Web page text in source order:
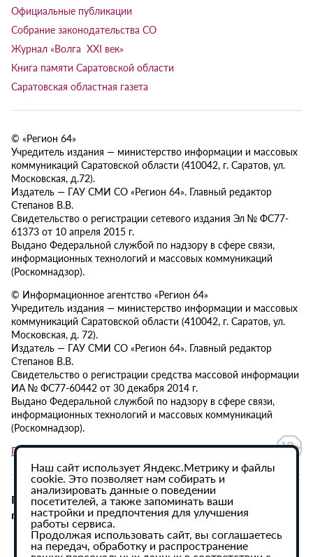
Официальные публикации
Собрание законодательства СО
Журнал «Волга XXI век»
Книга памяти Саратовской области
Саратовская областная газета
© «Регион 64»
Учредитель издания — министерство информации и массовых
коммуникаций Саратовской области (410042, г. Саратов, ул.
Московская, д.72).
Издатель — ГАУ СМИ СО «Регион 64». Главный редактор
Степанов В.В.
Свидетельство о регистрации сетевого издания Эл № ФС77-
61373 от 10 апреля 2015 г.
Выдано Федеральной службой по надзору в сфере связи,
информационных технологий и массовых коммуникаций
(Роскомнадзор).
© Информационное агентство «Регион 64»
Учредитель издания — министерство информации и массовых
коммуникаций Саратовской области (410042, г. Саратов, ул.
Московская, д. 72).
Издатель — ГАУ СМИ СО «Регион 64». Главный редактор
Степанов В.В.
Свидетельство о регистрации средства массовой информации
ИА № ФС77-60442 от 30 декабря 2014 г.
Выдано Федеральной службой по надзору в сфере связи,
информационных технологий и массовых коммуникаций
(Роскомнадзор).
Политика в отношении обработки персональных данных
При использовании материалов сайта активная
гиперссылка на ИА «Регион 64» обязательна.
Наш сайт использует Яндекс.Метрику и файлы
cookie. Это позволяет нам собирать и
анализировать данные о поведении
посетителей, а также запоминать ваши
настройки и предпочтения для улучшения
работы сервиса.
Продолжая использовать сайт, вы соглашаетесь
на передач, обработку и распространение